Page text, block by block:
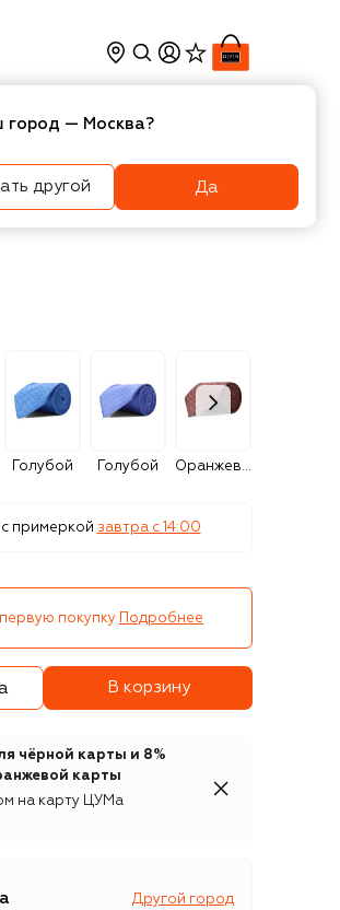
Интерьер
Голубой Голубой Оранжевый
с примеркой завтра c 14:00
покупку Подробнее
В корзину
чёрной карты и 8%
карты
на карту ЦУМа
Другой город
город — Москва?
другой Да